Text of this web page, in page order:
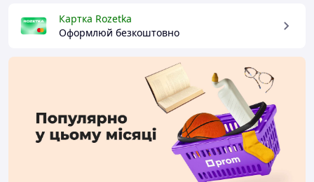
Картка Rozetka
Оформлюй безкоштовно